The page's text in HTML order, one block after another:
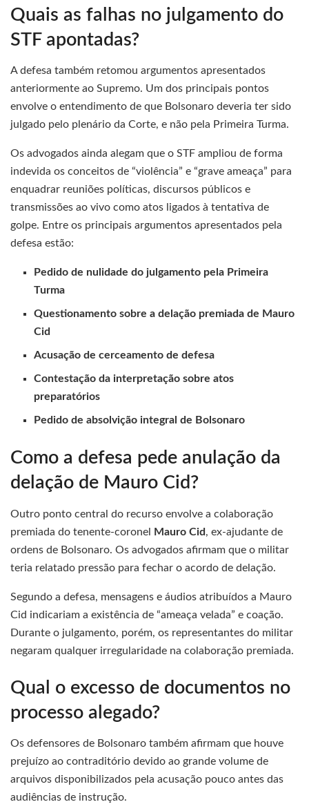
Quais as falhas no julgamento do
STF apontadas?
A defesa também retomou argumentos apresentados
anteriormente ao Supremo. Um dos principais pontos
envolve o entendimento de que Bolsonaro deveria ter sido
julgado pelo plenário da Corte, e não pela Primeira Turma.
Os advogados ainda alegam que o STF ampliou de forma
indevida os conceitos de “violência” e “grave ameaça” para
enquadrar reuniões políticas, discursos públicos e
transmissões ao vivo como atos ligados à tentativa de
golpe. Entre os principais argumentos apresentados pela
defesa estão:
Pedido de nulidade do julgamento pela Primeira
Turma
Questionamento sobre a delação premiada de Mauro
Cid
Acusação de cerceamento de defesa
Contestação da interpretação sobre atos
preparatórios
Pedido de absolvição integral de Bolsonaro
Como a defesa pede anulação da
delação de Mauro Cid?
Outro ponto central do recurso envolve a colaboração
premiada do tenente-coronel
Mauro Cid, ex-ajudante de
ordens de Bolsonaro. Os advogados afirmam que o militar
teria relatado pressão para fechar o acordo de delação.
Segundo a defesa, mensagens e áudios atribuídos a Mauro
Cid indicariam a existência de “ameaça velada” e coação.
Durante o julgamento, porém, os representantes do militar
negaram qualquer irregularidade na colaboração premiada.
Qual o excesso de documentos no
processo alegado?
Os defensores de Bolsonaro também afirmam que houve
prejuízo ao contraditório devido ao grande volume de
arquivos disponibilizados pela acusação pouco antes das
audiências de instrução.